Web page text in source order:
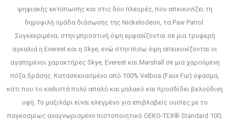
ψηφιακής εκτύπωσης και στις δύο πλευρές, που απεικονίζει τη
δημοφιλή ομάδα διάσωσης της Nickelodeon, τα Paw Patrol.
Συγκεκριμένα, στην μπροστινή όψη εμφανίζονται σε μια τρυφερή
αγκαλιά η Everest και η Skye, ενώ στην πίσω όψη απεικονίζονται οι
αγαπημένοι χαρακτήρες Skye, Everest και Marshall σε μια χαρούμενη
πόζα δράσης. Κατασκευασμένο από 100% Velboa (Faux Fur) ύφασμα,
κάτι που το καθιστά πολύ απαλό και μαλακό και προσδίδει βελούδινη
υφή. Το μαξιλάρι είναι ελεγμένο για επιβλαβείς ουσίες με το
παγκοσμίως αναγνωρισμένο πιστοποιητικό OEKO-TEX® Standard 100,